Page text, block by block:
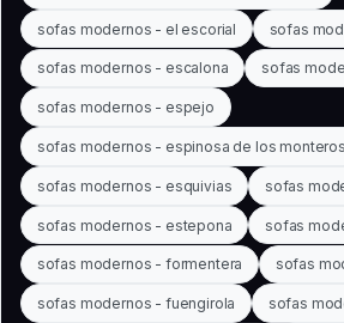
sofas modernos - el escorial sofas
sofas modernos - escalona sofas
sofas modernos - espejo
sofas modernos - espinosa de los monteros
sofas modernos - esquivias sofas
sofas modernos - estepona sofas
sofas modernos - formentera sofas
sofas modernos - fuengirola sofas